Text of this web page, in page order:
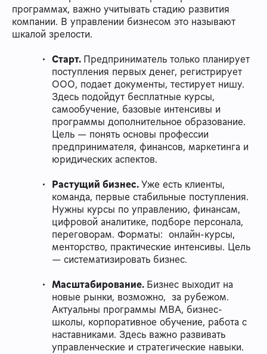
программах, важно учитывать стадию развития
компании. В управлении бизнесом это называют
шкалой зрелости.
Старт. Предприниматель только планирует
поступления первых денег, регистрирует
ООО, подает документы, тестирует нишу.
Здесь подойдут бесплатные курсы,
самообучение, базовые интенсивы и
программы дополнительное образование.
Цель — понять основы профессии
предпринимателя, финансов, маркетинга и
юридических аспектов.
Растущий бизнес.Уже есть клиенты,
команда, первые стабильные поступления.
Нужны курсы по управлению, финансам,
цифровой аналитике, подборе персонала,
переговорам. Форматы: онлайн-курсы,
менторство, практические интенсивы. Цель
— систематизировать бизнес.
Масштабирование. Бизнес выходит на
новые рынки, возможно, за рубежом.
Актуальны программы MBA, бизнес-
школы, корпоративное обучение, работа с
наставниками. Здесь важно развивать
управленческие и стратегические навыки.